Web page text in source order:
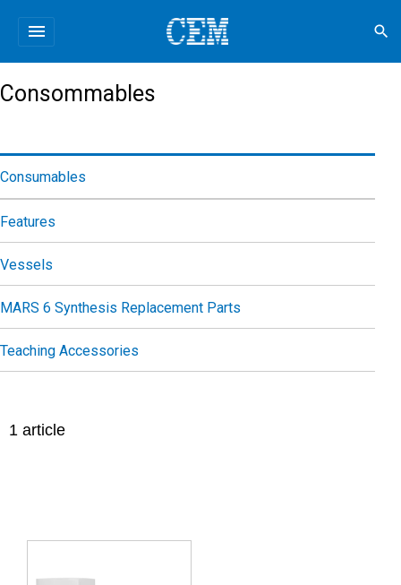
menu search
Consommables
1 article
Consumables
Features
Vessels
MARS 6 Synthesis Replacement Parts
Teaching Accessories